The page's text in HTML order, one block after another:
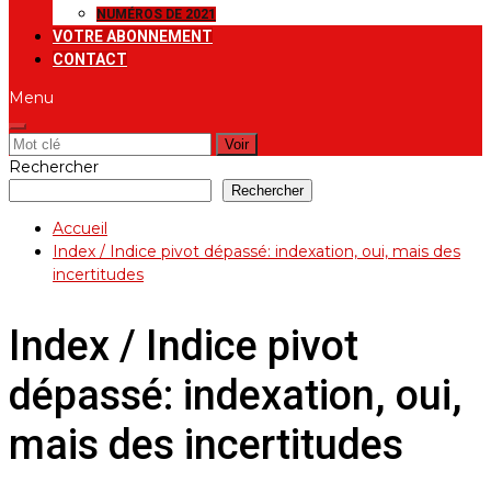
NUMÉROS DE 2021
VOTRE ABONNEMENT
CONTACT
Menu
Rechercher:
Rechercher
Rechercher
Accueil
Index / Indice pivot dépassé: indexation, oui, mais des
incertitudes
Index / Indice pivot
dépassé: indexation, oui,
mais des incertitudes